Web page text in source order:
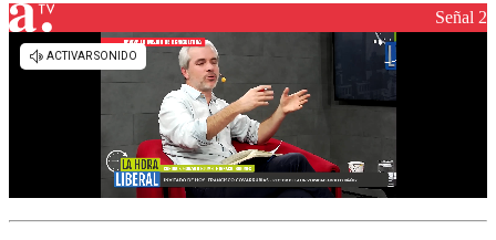
Señal 2